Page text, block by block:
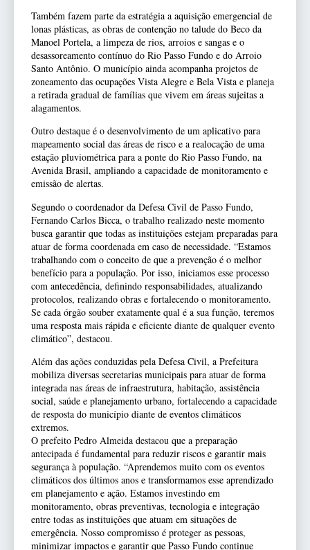
Também fazem parte da estratégia a aquisição emergencial de
lonas plásticas, as obras de contenção no talude do Beco da
Manoel Portela, a limpeza de rios, arroios e sangas e o
desassoreamento contínuo do Rio Passo Fundo e do Arroio
Santo Antônio. O município ainda acompanha projetos de
zoneamento das ocupações Vista Alegre e Bela Vista e planeja
a retirada gradual de famílias que vivem em áreas sujeitas a
alagamentos.
Outro destaque é o desenvolvimento de um aplicativo para
mapeamento social das áreas de risco e a realocação de uma
estação pluviométrica para a ponte do Rio Passo Fundo, na
Avenida Brasil, ampliando a capacidade de monitoramento e
emissão de alertas.
Segundo o coordenador da Defesa Civil de Passo Fundo,
Fernando Carlos Bicca, o trabalho realizado neste momento
busca garantir que todas as instituições estejam preparadas para
atuar de forma coordenada em caso de necessidade. “Estamos
trabalhando com o conceito de que a prevenção é o melhor
benefício para a população. Por isso, iniciamos esse processo
com antecedência, definindo responsabilidades, atualizando
protocolos, realizando obras e fortalecendo o monitoramento.
Se cada órgão souber exatamente qual é a sua função, teremos
uma resposta mais rápida e eficiente diante de qualquer evento
climático”, destacou.
Além das ações conduzidas pela Defesa Civil, a Prefeitura
mobiliza diversas secretarias municipais para atuar de forma
integrada nas áreas de infraestrutura, habitação, assistência
social, saúde e planejamento urbano, fortalecendo a capacidade
de resposta do município diante de eventos climáticos
extremos.
O prefeito Pedro Almeida destacou que a preparação
antecipada é fundamental para reduzir riscos e garantir mais
segurança à população. “Aprendemos muito com os eventos
climáticos dos últimos anos e transformamos esse aprendizado
em planejamento e ação. Estamos investindo em
monitoramento, obras preventivas, tecnologia e integração
entre todas as instituições que atuam em situações de
emergência. Nosso compromisso é proteger as pessoas,
minimizar impactos e garantir que Passo Fundo continue